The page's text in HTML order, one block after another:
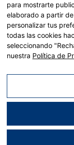
Plan de
Recuperación y
2021/241 del
Aviso legal|Política de
|
para mostrarte
elaborado a partir
personalizar tus
todas las cookies
seleccionando
nuestra Política de